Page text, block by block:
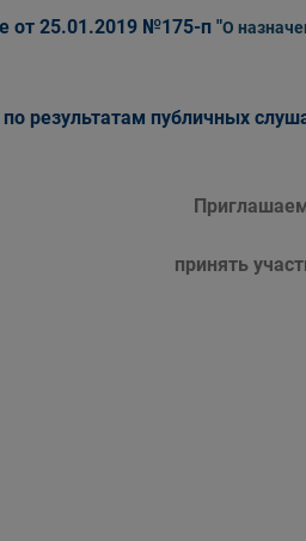
от 25.01.2019 №175-п "О
по результатам публичных
принять